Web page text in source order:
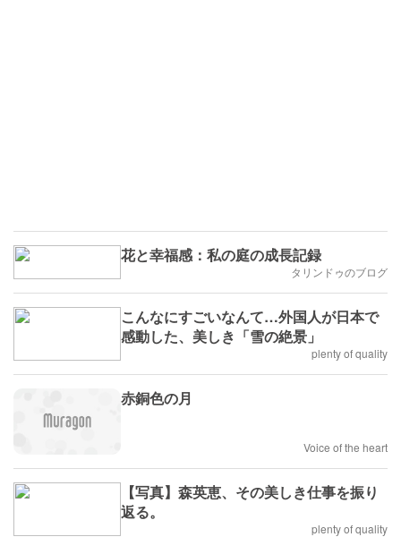
花と幸福感：私の庭の成長記録
タリンドゥのブログ
こんなにすごいなんて…外国人が日本で
感動した、美しき「雪の絶景」
plenty of quality
赤銅色の月
Voice of the heart
【写真】森英恵、その美しき仕事を振り
返る。
plenty of quality